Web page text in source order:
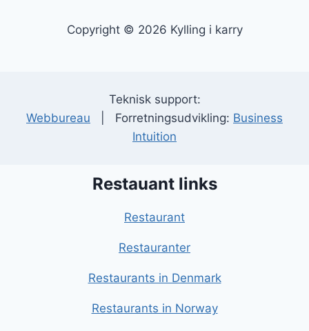
Copyright © 2026 Kylling i karry
Teknisk support:
Webbureau | Forretningsudvikling: Business
Intuition
Restauant links
Restaurant
Restauranter
Restaurants in Denmark
Restaurants in Norway